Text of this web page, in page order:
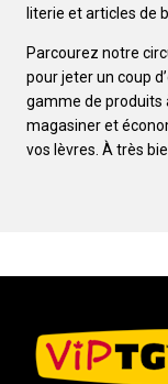
literie et articles de
Parcourez notre
pour jeter un coup
gamme de produits
magasiner et
vos lèvres. À très